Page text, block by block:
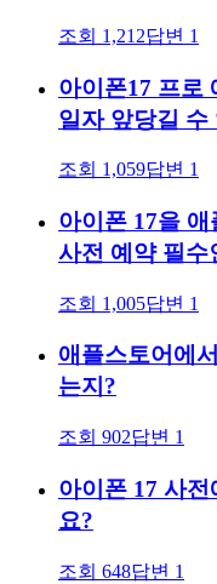
조회 1,212답변 1
아이폰17 프로
일자 앞당길 수
조회 1,059답변 1
아이폰 17을
사전 예약 필수
조회 1,005답변 1
애플스토어에
는지?
조회 902답변 1
아이폰 17 사
요?
조회 648답변 1